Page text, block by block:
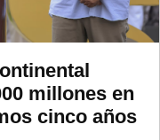
millones en
cinco años